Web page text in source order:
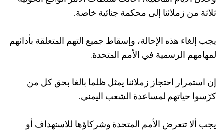
ثلاثة من زملائنا إلى محكمة جنائية خاصة.
يجب إلغاء هذه الإحالة، وإسقاط جميع التهم المتعلقة بأدائهم
لمهامهم الرسمية في الأمم المتحدة.
إن استمرار احتجاز زملائنا يمثل ظلما بالغا بحق كل من
كرّسوا حياتهم لمساعدة الشعب اليمني.
يجب ألا تتعرض الأمم المتحدة وشركاؤها للاستهداف أو